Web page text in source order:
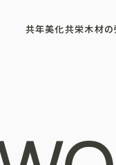
共年美化共栄木材